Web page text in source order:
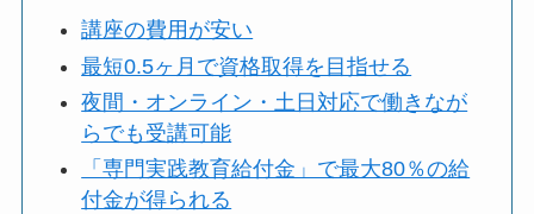
講座の費用が安い
最短0.5ヶ月で資格取得を目指せる
夜間・オンライン・土日対応で働きなが
らでも受講可能
「専門実践教育給付金」で最大80％の給
付金が得られる